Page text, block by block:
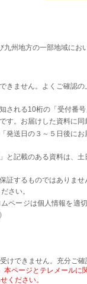
州地方の一部地域に
きません。よくご確認
される10桁の「受付番
す。お届けした資料に
発送日の３～５日後に
と記載のある資料は、
証するものではありま
さい。
ページは個人情報を適
できません。充分ご確
ページとテレメール
ください。